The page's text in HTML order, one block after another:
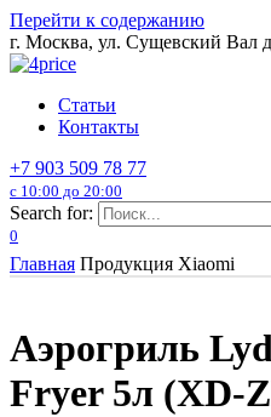
Перейти к содержанию
г. Москва, ул. Сущевский Вал
Статьи
Контакты
+7 903 509 78 77
с 10:00 до 20:00
Search for:
0
Главная Продукция Xiaomi
Аэрогриль
Fryer 5л (XD-